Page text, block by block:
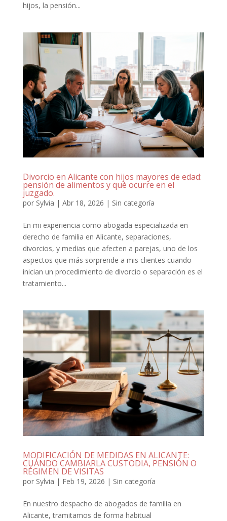
hijos, la pensión...
Divorcio en Alicante con hijos mayores de edad:
pensión de alimentos y qué ocurre en el
juzgado.
por Sylvia | Abr 18, 2026 | Sin categoría
En mi experiencia como abogada especializada en
derecho de familia en Alicante, separaciones,
divorcios, y medias que afecten a parejas, uno de los
aspectos que más sorprende a mis clientes cuando
inician un procedimiento de divorcio o separación es el
tratamiento...
MODIFICACIÓN DE MEDIDAS EN ALICANTE:
CUÁNDO CAMBIARLA CUSTODIA, PENSIÓN O
RÉGIMEN DE VISITAS
por Sylvia | Feb 19, 2026 | Sin categoría
En nuestro despacho de abogados de familia en
Alicante, tramitamos de forma habitual